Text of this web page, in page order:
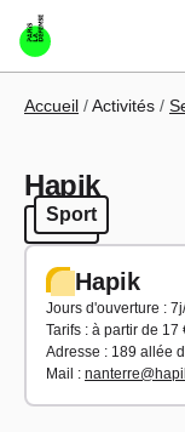
Aller au contenu
Fil d'Ariane
Accueil Activités
Hapik
Sport
Sport
Hapik
Jours d'ouverture :
Tarifs : à partir de 17
Adresse : 189 allée
Mail :